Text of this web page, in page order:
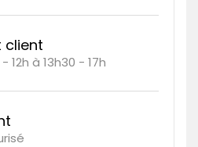
client
12h à 13h30 - 17h